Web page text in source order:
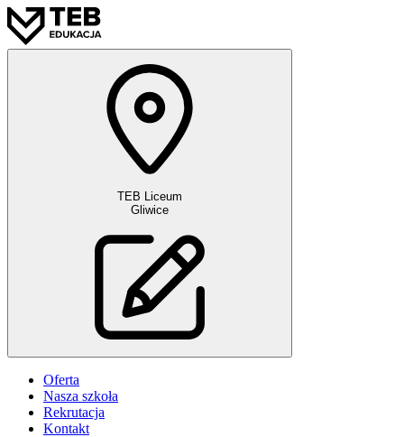
TEB Liceum
Gliwice
Oferta
Nasza szkoła
Rekrutacja
Kontakt